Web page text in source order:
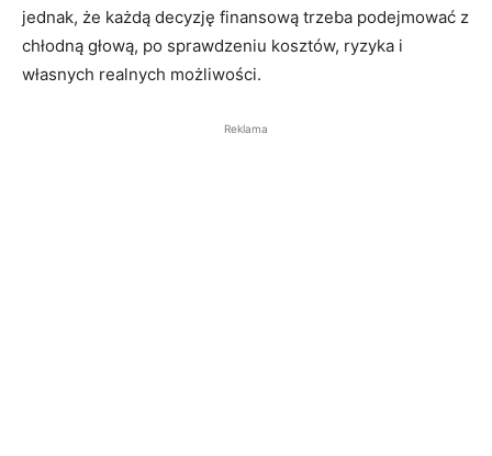
jednak, że każdą decyzję finansową trzeba podejmować z
chłodną głową, po sprawdzeniu kosztów, ryzyka i
własnych realnych możliwości.
Reklama